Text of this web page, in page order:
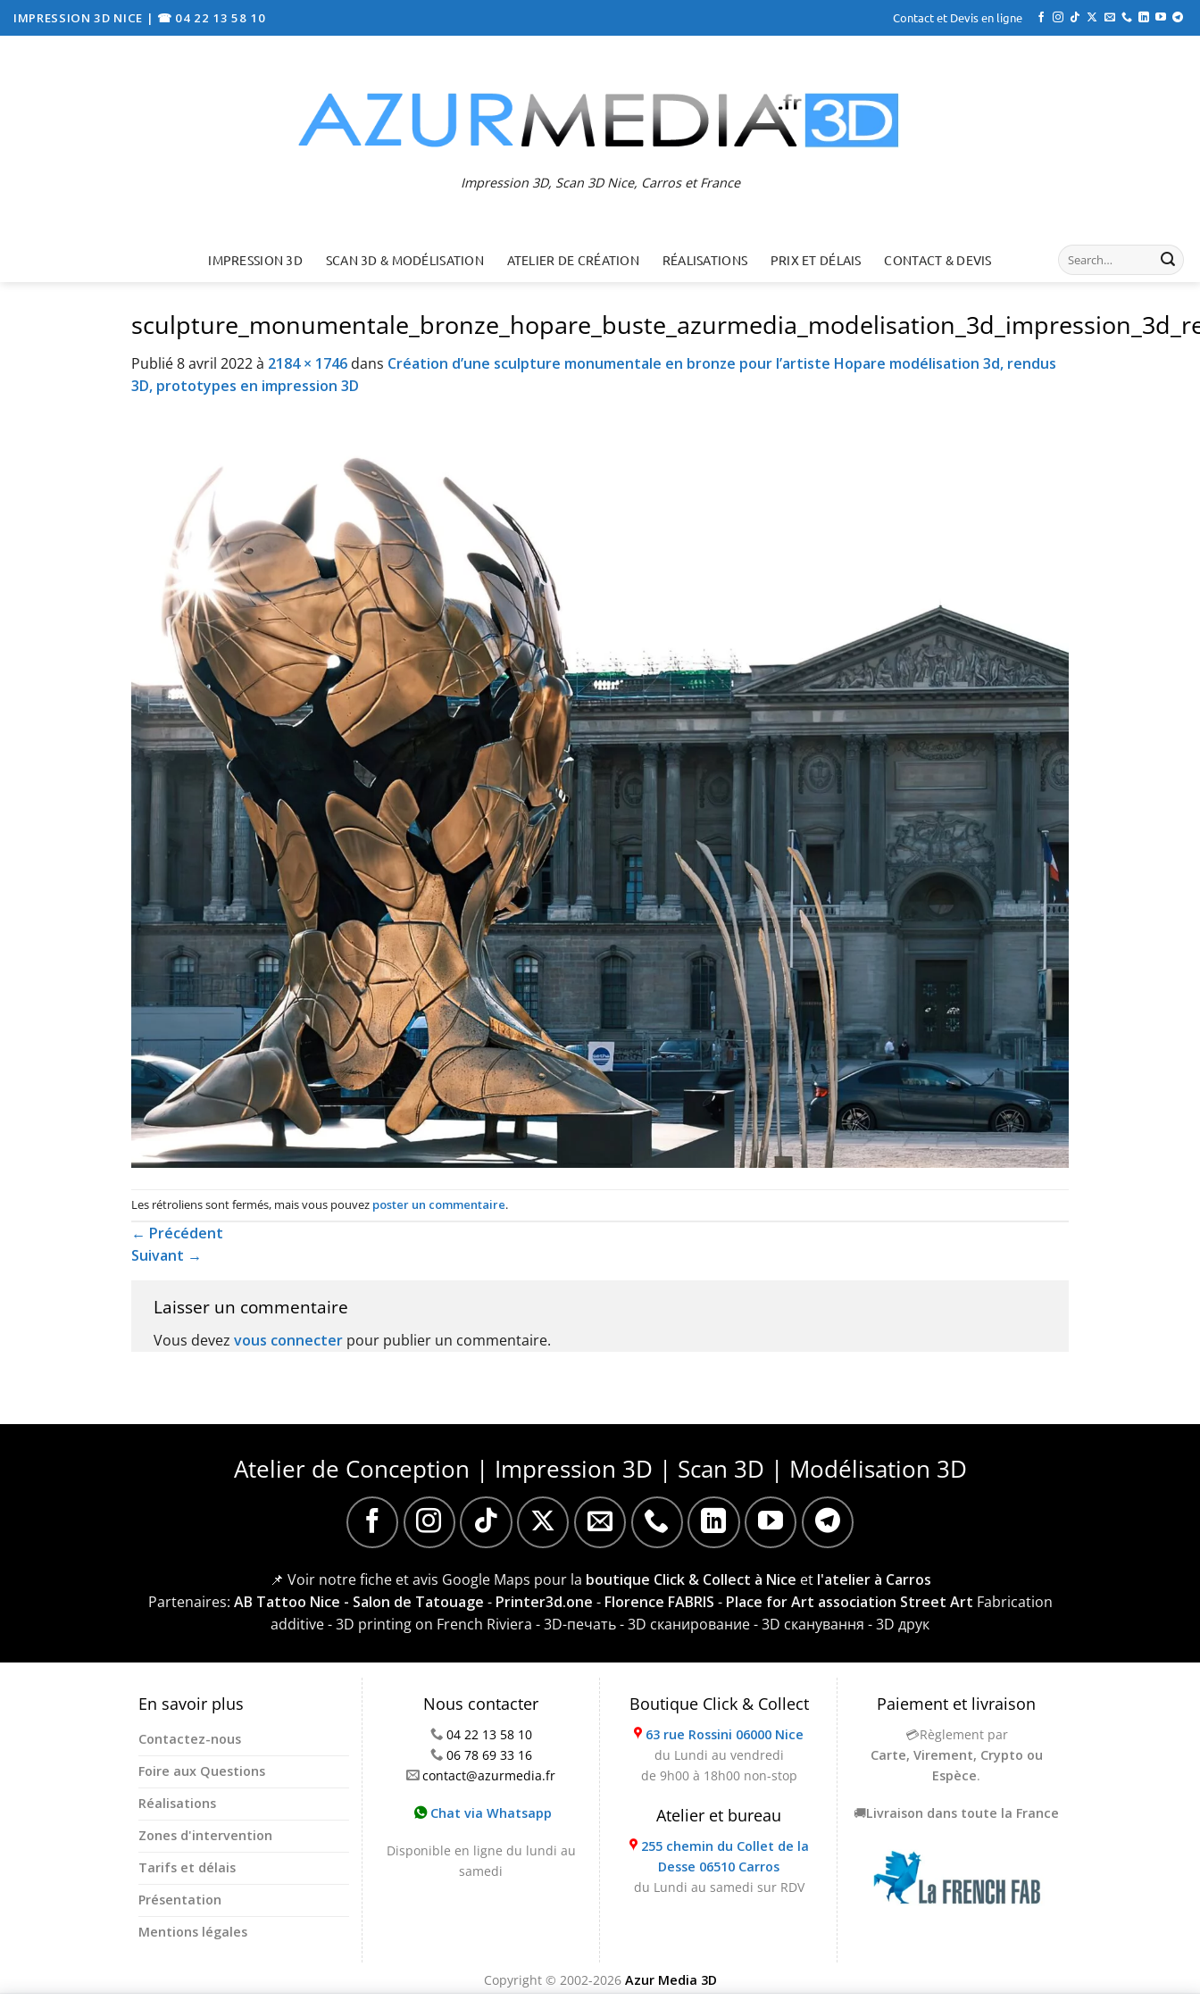
Passer
au
IMPRESSION 3D NICE | ☎ 04 22 13 58 10 Contact et Devis en ligne
Impression 3D, Scan 3D Nice, Carros et France
IMPRESSION 3D SCAN 3D & MODÉLISATION ATELIER DE CRÉATION RÉALISATIONS PRIX ET DÉLAIS CONTACT & DEVIS
Publié8 avril 2022à 2184 × 1746 dans Création d’une sculpture monumentale en bronze pour l’artiste Hopare modélisation 3d, rendus
3D, prototypes en impression 3D
Les rétroliens sont fermés, mais vous pouvez poster un commentaire.
← Précédent
Suivant →
Laisser un commentaire
Vous devez vous connecter pour publier un commentaire.
Atelier de Conception | Impression 3D | Scan 3D | Modélisation 3D
📌 Voir notre fiche et avis Google Maps pour la boutique Click & Collect à Nice et l'atelier à Carros
Partenaires: AB Tattoo Nice - Salon de Tatouage - Printer3d.one - Florence FABRIS - Place for Art association Street Art Fabrication
additive - 3D printing on French Riviera - 3D-печать - 3D сканирование - 3D сканування - 3D друк
En savoir plus
Contactez-nous
Foire aux Questions
Réalisations
Zones d'intervention
Tarifs et délais
Présentation
Mentions légales
Nous contacter
04 22 13 58 10
06 78 69 33 16
contact@azurmedia.fr
Chat via Whatsapp
Disponible en ligne du lundi au
samedi
Boutique Click & Collect
63 rue Rossini 06000 Nice
du Lundi au vendredi
de 9h00 à 18h00 non-stop
Atelier et bureau
255 chemin du Collet de la
Desse 06510 Carros
du Lundi au samedi sur RDV
Paiement et livraison
💳Règlement par
Carte, Virement, Crypto ou
Espèce.
🚚Livraison dans toute la France
Copyright © 2002-2026 Azur Media 3D